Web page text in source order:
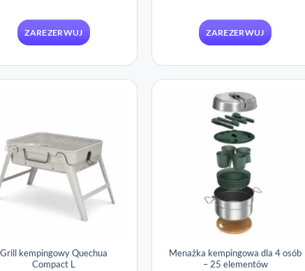
ZAREZERWUJ ZAREZERWUJ
Grill kempingowy Quechua
Compact L
Menażka kempingowa dla 4 osób
– 25 elementów